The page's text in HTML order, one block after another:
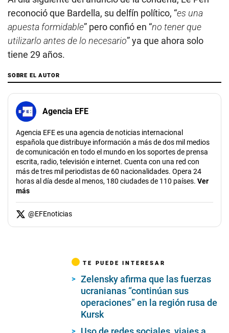
reconoció que Bardella, su delfín político, “es una
apuesta formidable” pero confió en “no tener que
utilizarlo antes de lo necesario” ya que ahora solo
tiene 29 años.
SOBRE EL AUTOR
Agencia EFE
Agencia EFE es una agencia de noticias internacional
española que distribuye información a más de dos mil medios
de comunicación en todo el mundo en los soportes de prensa
escrita, radio, televisión e internet. Cuenta con una red con
más de tres mil periodistas de 60 nacionalidades. Opera 24
horas al día desde al menos, 180 ciudades de 110 países. Ver
más
@EFEnoticias
TE PUEDE INTERESAR
Zelensky afirma que las fuerzas
ucranianas “continúan sus
operaciones” en la región rusa de
Kursk